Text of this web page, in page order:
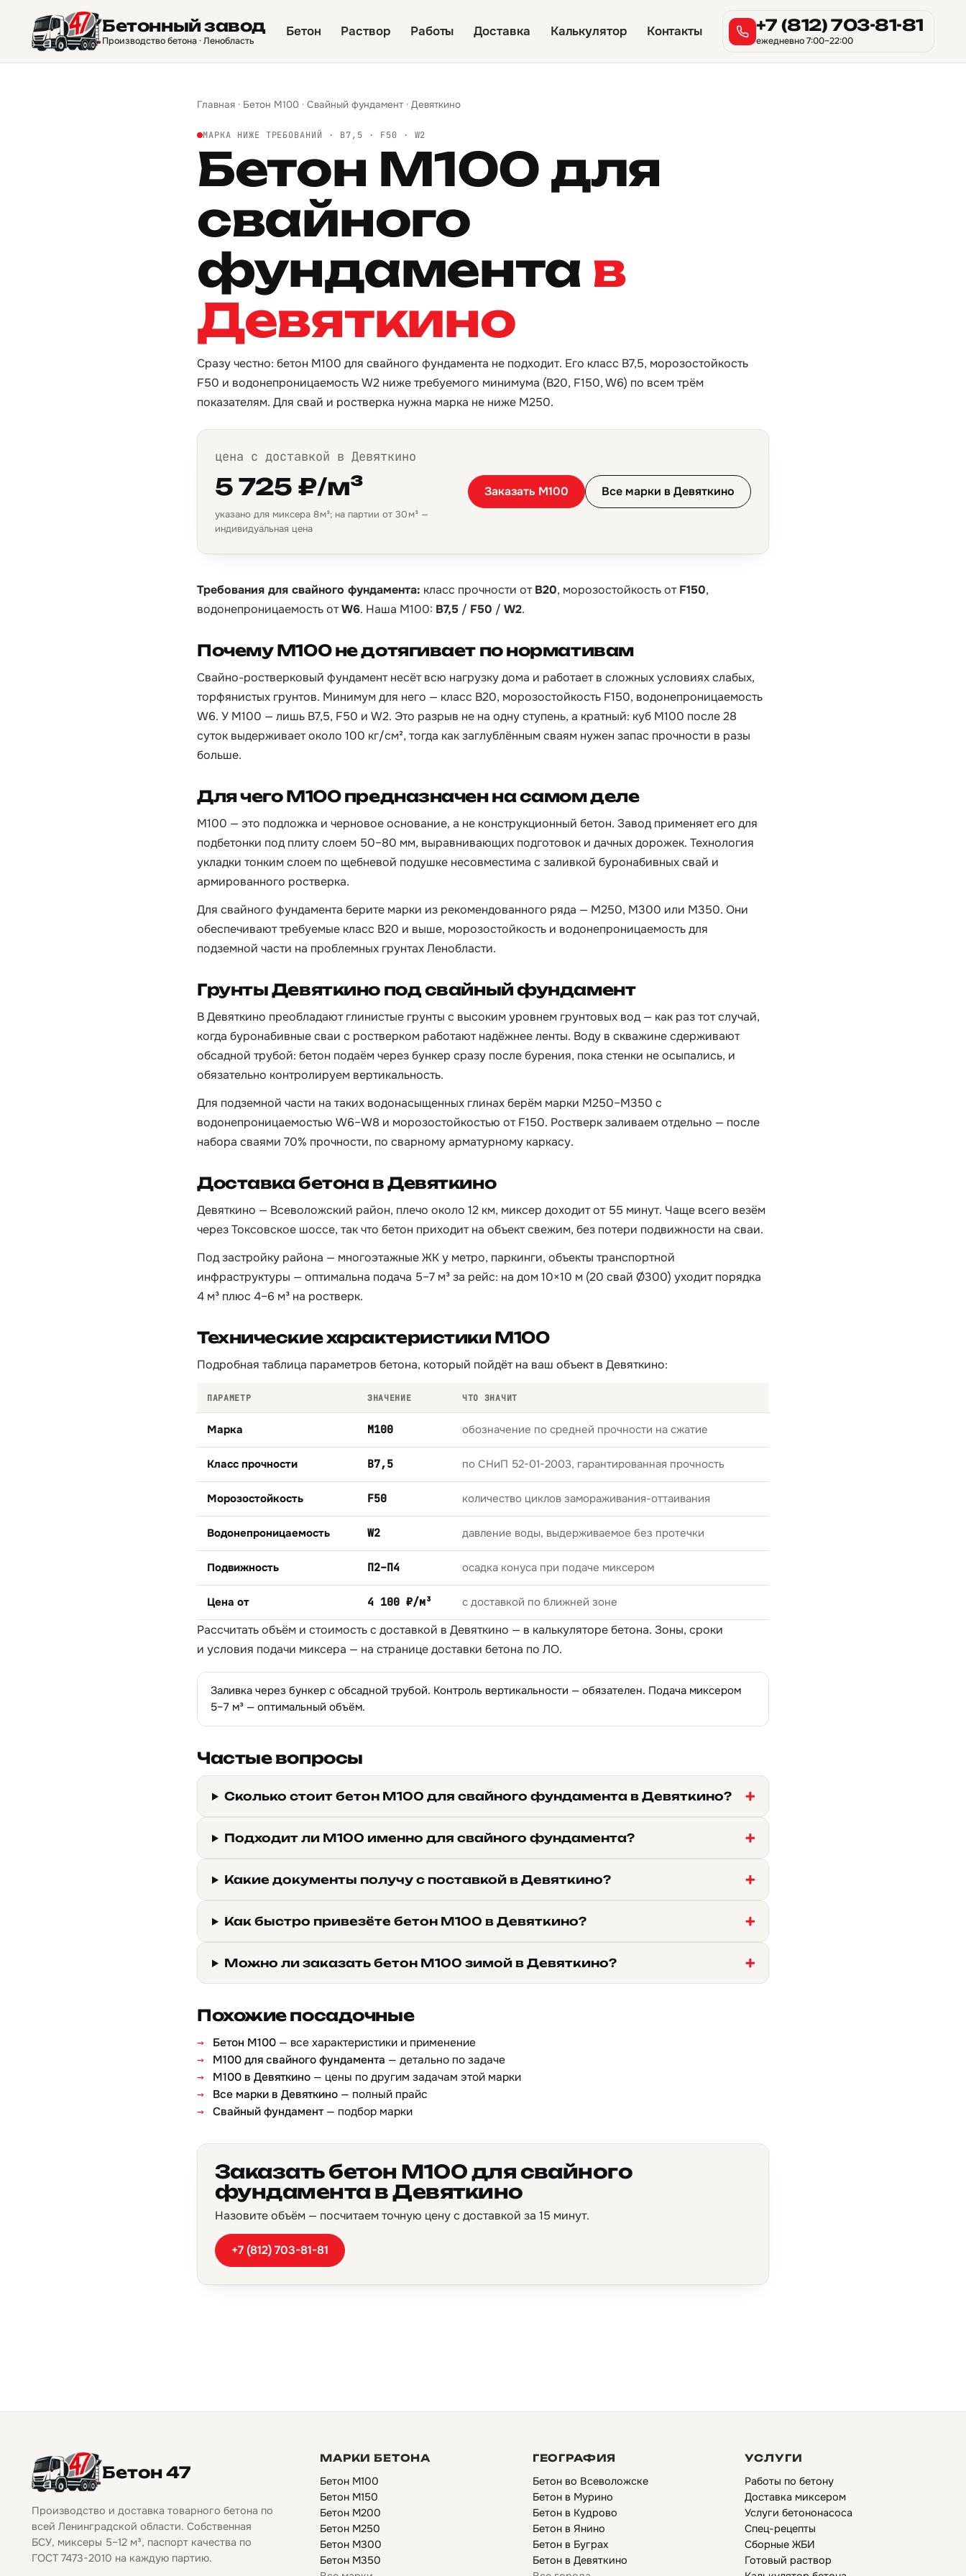
Бетонный завод
Производство бетона · Ленобласть
Бетон Раствор Работы Доставка Калькулятор Контакты +7 (812) 703-81-81
ежедневно 7:00–22:00
Главная · Бетон М100 · Свайный фундамент · Девяткино
МАРКА НИЖЕ ТРЕБОВАНИЙ · B7,5 · F50 · W2
Бетон М100 для
свайного
фундамента в
Девяткино
Сразу честно: бетон М100 для свайного фундамента не подходит. Его класс B7,5, морозостойкость
F50 и водонепроницаемость W2 ниже требуемого минимума (B20, F150, W6) по всем трём
показателям. Для свай и ростверка нужна марка не ниже М250.
цена с доставкой в Девяткино
5 725 ₽/м³
указано для миксера 8 м³; на партии от 30 м³ —
индивидуальная цена
Заказать М100 Все марки в Девяткино
Требования для свайного фундамента: класс прочности отB20, морозостойкость отF150,
водонепроницаемость отW6. Наша М100: B7,5 / F50 / W2.
Почему М100 не дотягивает по нормативам
Свайно-ростверковый фундамент несёт всю нагрузку дома и работает в сложных условиях слабых,
торфянистых грунтов. Минимум для него — класс B20, морозостойкость F150, водонепроницаемость
W6. У М100 — лишь B7,5, F50 и W2. Это разрыв не на одну ступень, а кратный: куб М100 после 28
суток выдерживает около 100 кг/см², тогда как заглублённым сваям нужен запас прочности в разы
больше.
Для чего М100 предназначен на самом деле
М100 — это подложка и черновое основание, а не конструкционный бетон. Завод применяет его для
подбетонки под плиту слоем 50–80 мм, выравнивающих подготовок и дачных дорожек. Технология
укладки тонким слоем по щебневой подушке несовместима с заливкой буронабивных свай и
армированного ростверка.
Для свайного фундамента берите марки из рекомендованного ряда — М250, М300 или М350. Они
обеспечивают требуемые класс B20 и выше, морозостойкость и водонепроницаемость для
подземной части на проблемных грунтах Ленобласти.
Грунты Девяткино под свайный фундамент
В Девяткино преобладают глинистые грунты с высоким уровнем грунтовых вод — как раз тот случай,
когда буронабивные сваи с ростверком работают надёжнее ленты. Воду в скважине сдерживают
обсадной трубой: бетон подаём через бункер сразу после бурения, пока стенки не осыпались, и
обязательно контролируем вертикальность.
Для подземной части на таких водонасыщенных глинах берём марки М250–М350 с
водонепроницаемостью W6–W8 и морозостойкостью от F150. Ростверк заливаем отдельно — после
набора сваями 70% прочности, по сварному арматурному каркасу.
Доставка бетона в Девяткино
Девяткино — Всеволожский район, плечо около 12 км, миксер доходит от 55 минут. Чаще всего везём
через Токсовское шоссе, так что бетон приходит на объект свежим, без потери подвижности на сваи.
Под застройку района — многоэтажные ЖК у метро, паркинги, объекты транспортной
инфраструктуры — оптимальна подача 5–7 м³ за рейс: на дом 10×10 м (20 свай Ø300) уходит порядка
4 м³ плюс 4–6 м³ на ростверк.
Технические характеристики М100
Подробная таблица параметров бетона, который пойдёт на ваш объект в Девяткино:
ПАРАМЕТР ЗНАЧЕНИЕ ЧТО ЗНАЧИТ
Марка М100 обозначение по средней прочности на сжатие
Класс прочности B7,5 по СНиП 52-01-2003, гарантированная прочность
Морозостойкость F50 количество циклов замораживания-оттаивания
Водонепроницаемость W2 давление воды, выдерживаемое без протечки
Подвижность П2–П4 осадка конуса при подаче миксером
Цена от 4 100 ₽/м³ с доставкой по ближней зоне
Рассчитать объём и стоимость с доставкой в Девяткино — в калькуляторе бетона. Зоны, сроки
и условия подачи миксера — на страницедоставки бетона по ЛО.
Заливка через бункер с обсадной трубой. Контроль вертикальности — обязателен. Подача миксером
5–7 м³ — оптимальный объём.
Частые вопросы
Сколько стоит бетон М100 для свайного фундамента в Девяткино?
Подходит ли М100 именно для свайного фундамента?
Какие документы получу с поставкой в Девяткино?
Как быстро привезёте бетон М100 в Девяткино?
Можно ли заказать бетон М100 зимой в Девяткино?
Похожие посадочные
Бетон М100 — все характеристики и применение
М100 для свайного фундамента — детально по задаче
М100 в Девяткино — цены по другим задачам этой марки
Все марки в Девяткино — полный прайс
Свайный фундамент— подбор марки
Заказать бетон М100 для свайного
фундамента в Девяткино
Назовите объём — посчитаем точную цену с доставкой за 15 минут.
+7 (812) 703-81-81
Бетон 47
Производство и доставка товарного бетона по
всей Ленинградской области. Собственная
БСУ, миксеры 5–12 м³, паспорт качества по
ГОСТ 7473-2010 на каждую партию.
МАРКИ БЕТОНА
Бетон М100
Бетон М150
Бетон М200
Бетон М250
Бетон М300
Бетон М350
ГЕОГРАФИЯ
Бетон во Всеволожске
Бетон в Мурино
Бетон в Кудрово
Бетон в Янино
Бетон в Буграх
Бетон в Девяткино
УСЛУГИ
Работы по бетону
Доставка миксером
Услуги бетононасоса
Спец-рецепты
Сборные ЖБИ
Готовый раствор